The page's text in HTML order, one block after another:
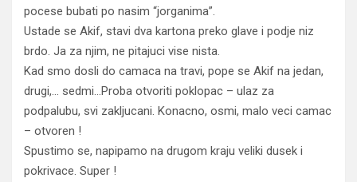
pocese bubati po nasim “jorganima”.
Ustade se Akif, stavi dva kartona preko glave i podje niz
brdo. Ja za njim, ne pitajuci vise nista.
Kad smo dosli do camaca na travi, pope se Akif na jedan,
drugi,… sedmi…Proba otvoriti poklopac – ulaz za
podpalubu, svi zakljucani. Konacno, osmi, malo veci camac
– otvoren !
Spustimo se, napipamo na drugom kraju veliki dusek i
pokrivace. Super !